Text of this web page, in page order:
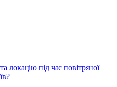
локацію під час повітряної